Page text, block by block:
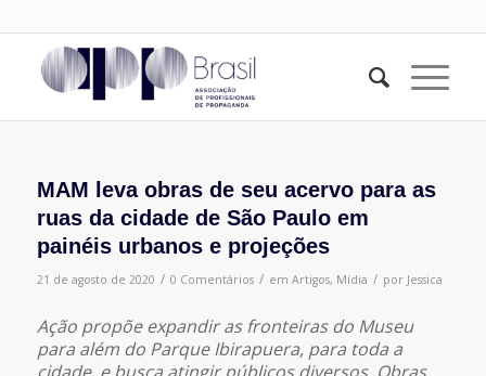
MAM leva obras de seu acervo para as
ruas da cidade de São Paulo em
painéis urbanos e projeções
21 de agosto de 2020 / 0 Comentários / em Artigos, Mídia / por Jessica
Ação propõe expandir as fronteiras do Museu
para além do Parque Ibirapuera, para toda a
cidade, e busca atingir públicos diversos. Obras